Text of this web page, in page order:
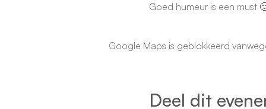
Goed humeur is een must
Google Maps is geblokkeerd
Deel dit